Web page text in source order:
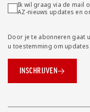
Ik wil graag via de mail
AZ-nieuws updates en
Door je te abonneren gaat
u toestemming om
INSCHRIJVEN